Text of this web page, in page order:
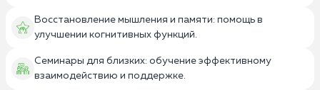
Восстановление мышления и памяти: помощь в
улучшении когнитивных функций.
Семинары для близких: обучение эффективному
взаимодействию и поддержке.